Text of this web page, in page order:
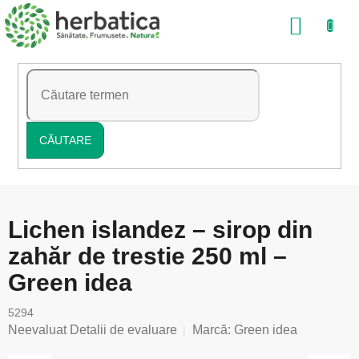
Treci
la
conținut
CĂUTARE
COŞ
Lichen islandez – sirop din
zahăr de trestie 250 ml –
Green idea
5294
Evaluarea
Neevaluat Detalii de evaluare Marcă: Green idea